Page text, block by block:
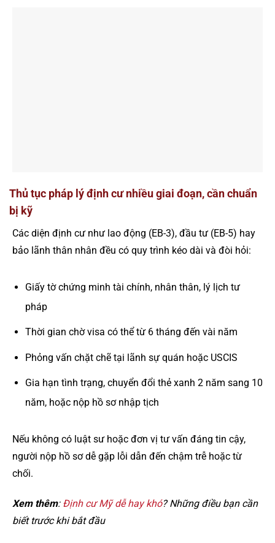
Thủ tục pháp lý định cư nhiều giai đoạn, cần chuẩn
bị kỹ
Các diện định cư như lao động (EB-3), đầu tư (EB-5) hay
bảo lãnh thân nhân đều có quy trình kéo dài và đòi hỏi:
Giấy tờ chứng minh tài chính, nhân thân, lý lịch tư
pháp
Thời gian chờ visa có thể từ 6 tháng đến vài năm
Phỏng vấn chặt chẽ tại lãnh sự quán hoặc USCIS
Gia hạn tình trạng, chuyển đổi thẻ xanh 2 năm sang 10
năm, hoặc nộp hồ sơ nhập tịch
Nếu không có luật sư hoặc đơn vị tư vấn đáng tin cậy,
người nộp hồ sơ dễ gặp lỗi dẫn đến chậm trễ hoặc từ
chối.
Xem thêm: Định cư Mỹ dễ hay khó? Những điều bạn cần
biết trước khi bắt đầu